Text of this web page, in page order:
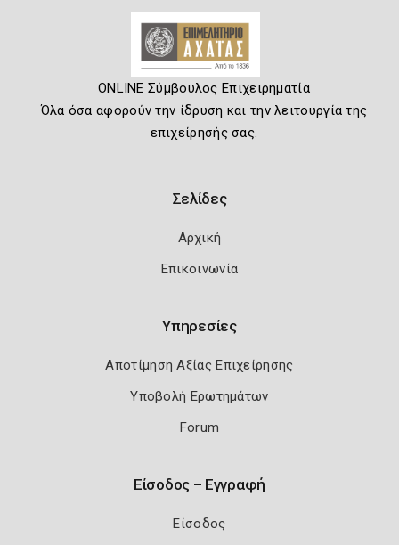
ONLINE Σύμβουλος Επιχειρηματία
Όλα όσα αφορούν την ίδρυση και την λειτουργία της
επιχείρησής σας.
Σελίδες
Αρχική
Επικοινωνία
Υπηρεσίες
Αποτίμηση Αξίας Επιχείρησης
Υποβολή Ερωτημάτων
Forum
Είσοδος – Εγγραφή
Είσοδος